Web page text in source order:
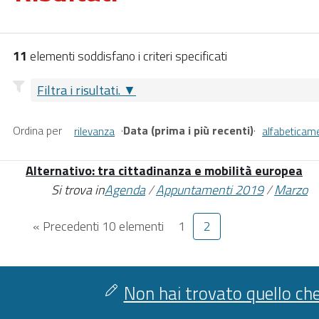
11 elementi soddisfano i criteri specificati
Filtra i risultati.
Ordina per rilevanza ·Data (prima i più recenti)·
Alternativo: tra cittadinanza e mobilità europea
Si trova inAgenda/Appuntamenti 2019/Marzo
« Precedenti 10 elementi
1 2
Non hai trovato quello